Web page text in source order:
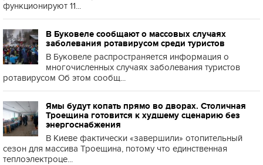
функционируют 11...
В Буковеле сообщают о массовых случаях
заболевания ротавирусом среди туристов
В Буковеле распространяется информация о
многочисленных случаях заболевания туристов
ротавирусом Об этом сообщ...
Ямы будут копать прямо во дворах. Столичная
Троещина готовится к худшему сценарию без
энергоснабжения
В Киеве фактически «завершили» отопительный
сезон для массива Троещина, потому что единственная
теплоэлектроце...